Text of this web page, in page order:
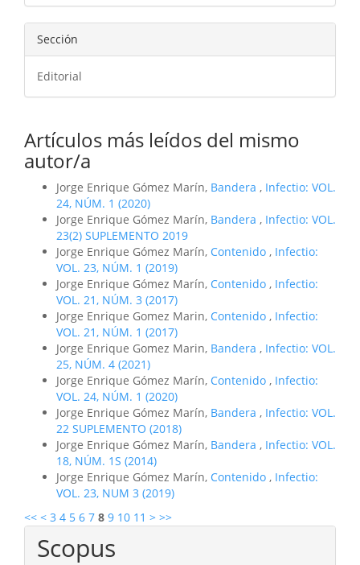
Sección
Editorial
Artículos más leídos del mismo
autor/a
Jorge Enrique Gómez Marín, Bandera , Infectio: VOL.
24, NÚM. 1 (2020)
Jorge Enrique Gómez Marín, Bandera , Infectio: VOL.
23(2) SUPLEMENTO 2019
Jorge Enrique Gómez Marín, Contenido , Infectio:
VOL. 23, NÚM. 1 (2019)
Jorge Enrique Gómez Marín, Contenido , Infectio:
VOL. 21, NÚM. 3 (2017)
Jorge Enrique Gomez Marin, Contenido , Infectio:
VOL. 21, NÚM. 1 (2017)
Jorge Enrique Gomez Marin, Bandera , Infectio: VOL.
25, NÚM. 4 (2021)
Jorge Enrique Gómez Marín, Contenido , Infectio:
VOL. 24, NÚM. 1 (2020)
Jorge Enrique Gómez Marín, Bandera , Infectio: VOL.
22 SUPLEMENTO (2018)
Jorge Enrique Gómez Marín, Bandera , Infectio: VOL.
18, NÚM. 1S (2014)
Jorge Enrique Gómez Marín, Contenido , Infectio:
VOL. 23, NUM 3 (2019)
<< < 3 4 5 6 7 8 9 10 11 > >>
Scopus